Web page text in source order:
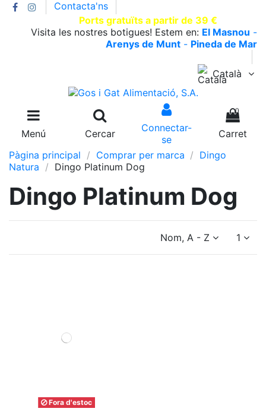
Contacta'ns
Ports gratuïts a partir de 39 €
Visita les nostres botigues! Estem en: El Masnou -
Arenys de Munt - Pineda de Mar
Català
Menú Cercar
Connectar-
se
0
Carret
Pàgina principal
Comprar per marca
Dingo
Natura
Dingo Platinum Dog
Dingo Platinum Dog
Nom, A - Z 1
Fora d'estoc